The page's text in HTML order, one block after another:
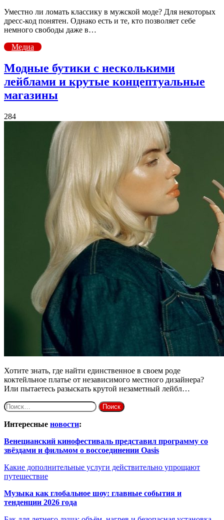
Уместно ли ломать классику в мужской моде? Для некоторых
дресс-код понятен. Однако есть и те, кто позволяет себе
немного свободы даже в…
Медиа
Модные бутики с несколькими
лейблами и крутые концептуальные
магазины
284
Хотите знать, где найти единственное в своем роде
коктейльное платье от независимого местного дизайнера?
Или пытаетесь разыскать крутой незаметный лейбл…
Найти:
Интересные новости:
Венецианский кинофестиваль представил программу со
звёздами и фильмом о воссоединении Oasis
Какие дополнительные услуги действительно упрощают
путешествие
Музыка как глобальное шоу: главные события и
тенденции 2026 года